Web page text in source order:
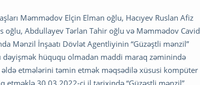
Məmmədov Elçin Elman oğlu, Hacıyev Ruslan Afiz
Abdullayev Tərlan Tahir oğlu və Məmmədov Cavid
Mənzil İnşaatı Dövlət Agentliyinin “Güzəştli mənzil”
hüququ olmadan maddi maraq zəminində
etmələrini təmin etmək məqsədilə xüsusi kompüter
etməklə 30.03.2022-ci il tarixində “Güzəştli mənzil”